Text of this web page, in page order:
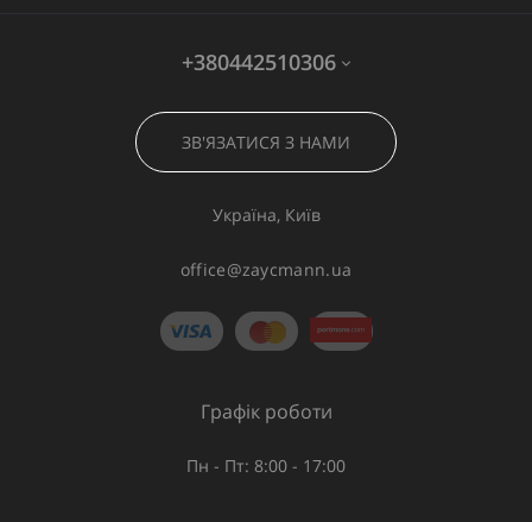
+380442510306
ЗВ'ЯЗАТИСЯ З НАМИ
Україна, Київ
office@zaycmann.ua
Графік роботи
Пн - Пт: 8:00 - 17:00